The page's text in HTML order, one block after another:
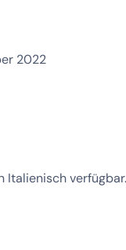
2022
Italienisch verfügbar.